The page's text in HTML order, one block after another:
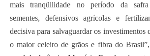
mais tranqüilidade no período da
sementes, defensivos agrícolas e
decisiva para salvaguardar os investimentos
o maior celeiro de grãos e fibra do